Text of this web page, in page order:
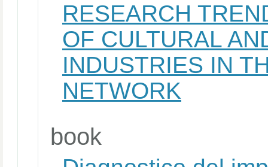
RESEARCH
OF CULTURAL
INDUSTRIES IN
NETWORK
book